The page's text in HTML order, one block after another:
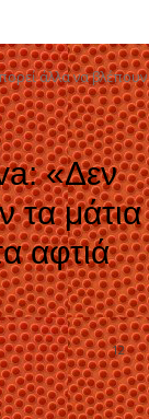
άλλα να βλέπουν
«Δεν
τα μάτια
αφτιά
12